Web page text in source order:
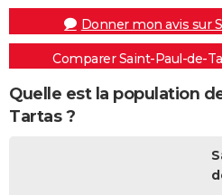
Donner mon avis sur
Comparer Saint-Paul-de-
Quelle est la population
Tartas ?